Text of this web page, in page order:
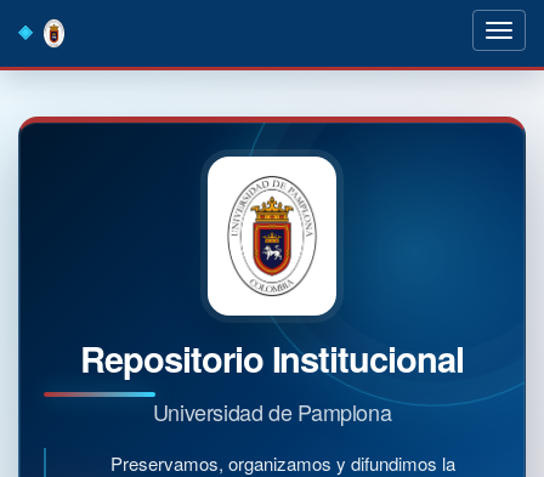
navigation
Repositorio Institucional
Universidad de Pamplona
Preservamos, organizamos y difundimos la